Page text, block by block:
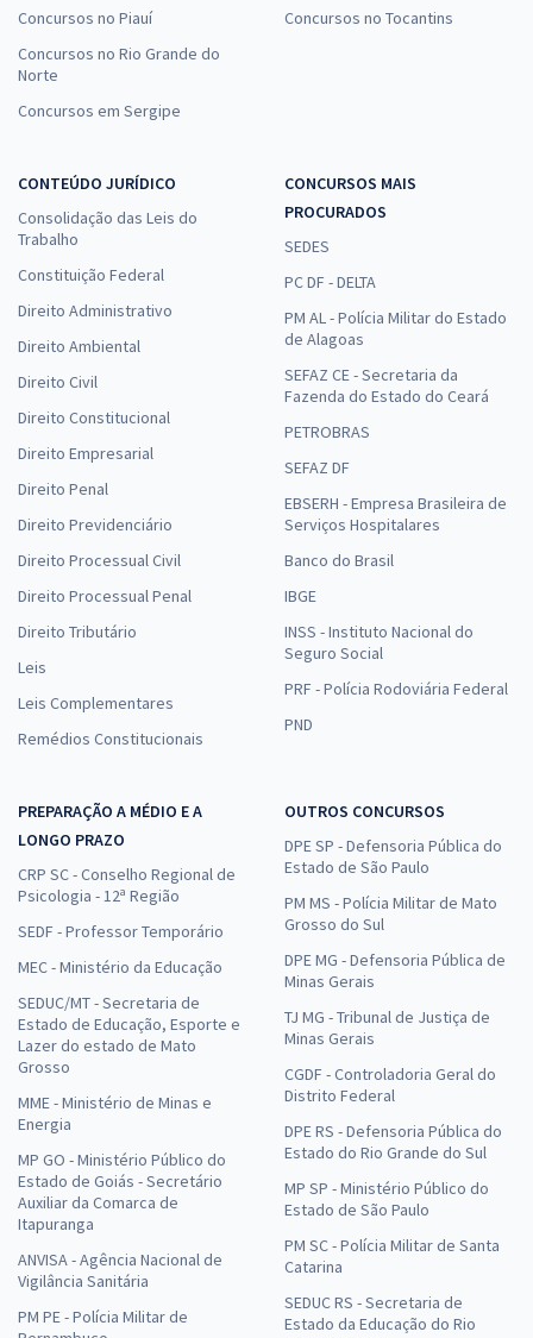
Concursos no Piauí
Concursos no Rio Grande do
Norte
Concursos em Sergipe
Concursos no Tocantins
CONTEÚDO JURÍDICO
Consolidação das Leis do
Trabalho
Constituição Federal
Direito Administrativo
Direito Ambiental
Direito Civil
Direito Constitucional
Direito Empresarial
Direito Penal
Direito Previdenciário
Direito Processual Civil
Direito Processual Penal
Direito Tributário
Leis
Leis Complementares
Remédios Constitucionais
CONCURSOS MAIS
PROCURADOS
SEDES
PC DF - DELTA
PM AL - Polícia Militar do Estado
de Alagoas
SEFAZ CE - Secretaria da
Fazenda do Estado do Ceará
PETROBRAS
SEFAZ DF
EBSERH - Empresa Brasileira de
Serviços Hospitalares
Banco do Brasil
IBGE
INSS - Instituto Nacional do
Seguro Social
PRF - Polícia Rodoviária Federal
PND
PREPARAÇÃO A MÉDIO E A
LONGO PRAZO
CRP SC - Conselho Regional de
Psicologia - 12ª Região
SEDF - Professor Temporário
MEC - Ministério da Educação
SEDUC/MT - Secretaria de
Estado de Educação, Esporte e
Lazer do estado de Mato
Grosso
MME - Ministério de Minas e
Energia
MP GO - Ministério Público do
Estado de Goiás - Secretário
Auxiliar da Comarca de
Itapuranga
ANVISA - Agência Nacional de
Vigilância Sanitária
PM PE - Polícia Militar de
OUTROS CONCURSOS
DPE SP - Defensoria Pública do
Estado de São Paulo
PM MS - Polícia Militar de Mato
Grosso do Sul
DPE MG - Defensoria Pública de
Minas Gerais
TJ MG - Tribunal de Justiça de
Minas Gerais
CGDF - Controladoria Geral do
Distrito Federal
DPE RS - Defensoria Pública do
Estado do Rio Grande do Sul
MP SP - Ministério Público do
Estado de São Paulo
PM SC - Polícia Militar de Santa
Catarina
SEDUC RS - Secretaria de
Estado da Educação do Rio